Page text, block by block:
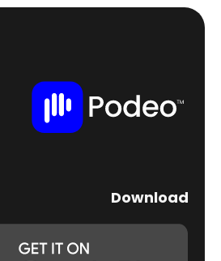
Download